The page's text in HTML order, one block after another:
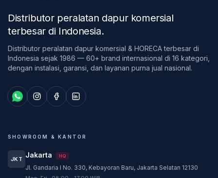
Distributor peralatan dapur komersial
terbesar di Indonesia.
Distributor peralatan dapur komersial & HORECA terbesar di
Indonesia sejak 1986 — 60+ brand internasional di 16 kategori,
dengan instalasi, garansi, dan layanan purna jual nasional.
SHOWROOM & KANTOR
JKT Jakarta HQ
Jl. Gandaria I No. 330, Kebayoran Baru, Jakarta Selatan 12130
Customer Service